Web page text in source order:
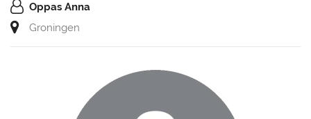
Oppas Anna
Groningen